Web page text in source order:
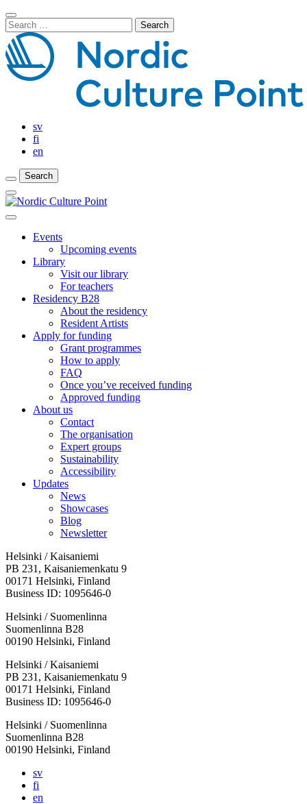
Skip
to
content
Close
Search
Bar
Search
for:
sv
fi
en
Search
Search
Search
Main
Menu
Close
menu Events
Upcoming events
Library
Visit our library
For teachers
Residency B28
About the residency
Resident Artists
Apply for funding
Grant programmes
How to apply
FAQ
Once you’ve received funding
Approved funding
About us
Contact
The organisation
Expert groups
Sustainability
Accessibility
Updates
News
Showcases
Blog
Newsletter
Helsinki / Kaisaniemi
PB 231, Kaisaniemenkatu 9
00171 Helsinki, Finland
Business ID: 1095646-0
Helsinki / Suomenlinna
Suomenlinna B28
00190 Helsinki, Finland
Facebook:
Opens
in
a
tab
Instagram:
Opens
in
a
tab
TikTop:
Opens
in
a
tab
Youtube:
Opens
in
a
tab
Vimeo:
Opens
in
a
tab
Helsinki / Kaisaniemi
PB 231, Kaisaniemenkatu 9
00171 Helsinki, Finland
Business ID: 1095646-0
Helsinki / Suomenlinna
Suomenlinna B28
00190 Helsinki, Finland
sv
fi
en